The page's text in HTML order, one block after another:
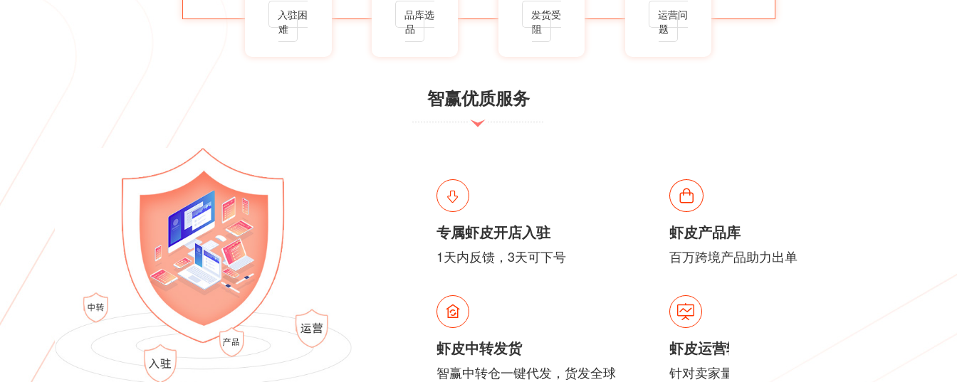
入驻困
难
品库选
品
发货受
阻
运营问
题
智赢优质服务
专属虾皮开店入驻
1天内反馈，3天可下号
虾皮产品库
百万跨境产品助力出单
虾皮中转发货
智赢中转仓一键代发，货发全球
虾皮运营辅导
针对卖家量身定制系统运营辅导